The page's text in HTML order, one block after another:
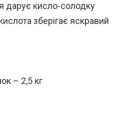
дарує кисло-солодку
зберігає яскравий
– 2,5 кг